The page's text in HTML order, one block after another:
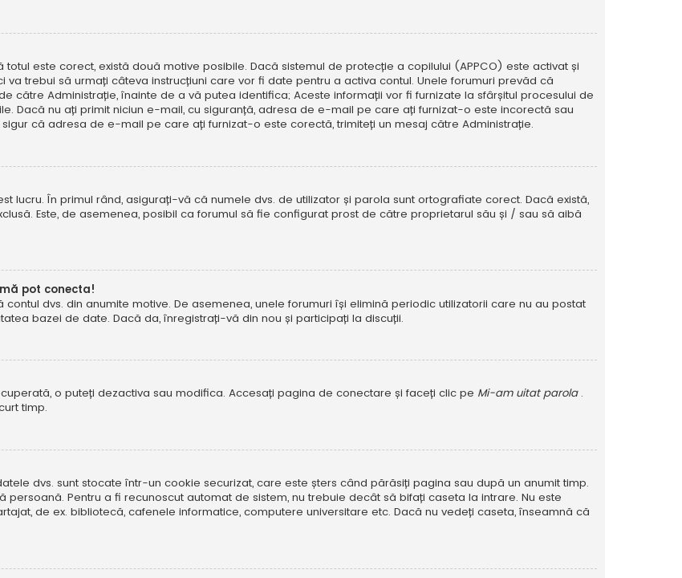
este corect, există două motive posibile. Dacă sistemul de protecție a copilului (APPCO) este activat și
va trebui să urmați câteva instrucțiuni care vor fi date pentru a activa contul. Unele forumuri prevăd că
către Administrație, înainte de a vă putea identifica; Aceste informații vor fi furnizate la sfârșitul procesului de
Dacă nu ați primit niciun e-mail, cu siguranță, adresa de e-mail pe care ați furnizat-o este incorectă sau
că adresa de e-mail pe care ați furnizat-o este corectă, trimiteți un mesaj către Administrație.
lucru. În primul rând, asigurați-vă că numele dvs. de utilizator și parola sunt ortografiate corect. Dacă există,
Este, de asemenea, posibil ca forumul să fie configurat prost de către proprietarul său și / sau să aibă
pot conecta!
dvs. din anumite motive. De asemenea, unele forumuri își elimină periodic utilizatorii care nu au postat
bazei de date. Dacă da, înregistrați-vă din nou și participați la discuții.
o puteți dezactiva sau modifica. Accesați pagina de conectare și faceți clic pe Mi-am uitat parola .
timp.
dvs. sunt stocate într-un cookie securizat, care este șters când părăsiți pagina sau după un anumit timp.
Pentru a fi recunoscut automat de sistem, nu trebuie decât să bifați caseta la intrare. Nu este
de ex. bibliotecă, cafenele informatice, computere universitare etc. Dacă nu vedeți caseta, înseamnă că